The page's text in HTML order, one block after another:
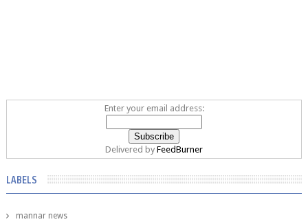
Enter your email address:
Delivered by FeedBurner
LABELS
mannar news